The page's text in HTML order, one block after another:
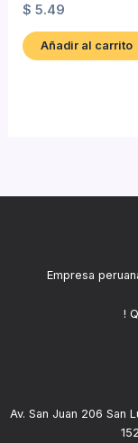
$ 5.49
Añadir al carrito
Empresa
!
Av. San Juan 206 San